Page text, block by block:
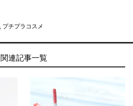
プチプラコスメ
関連記事一覧